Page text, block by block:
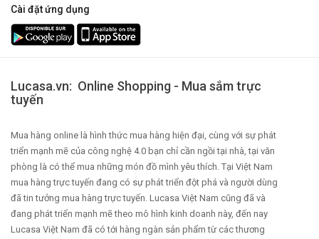
Cài đặt ứng dụng
Lucasa.vn: Online Shopping - Mua sắm trực
tuyến
Mua hàng online là hình thức mua hàng hiện đại, cùng với sự phát
triển mạnh mẽ của công nghệ 4.0 bạn chỉ cần ngồi tại nhà, tại văn
phòng là có thể mua những món đồ mình yêu thích. Tại Việt Nam
mua hàng trực tuyến đang có sự phát triển đột phá và người dùng
đã tin tưởng mua hàng trực tuyến. Lucasa Việt Nam cũng đã và
đang phát triển mạnh mẽ theo mô hình kinh doanh này, đến nay
Lucasa Việt Nam đã có tới hàng ngàn sản phẩm từ các thương